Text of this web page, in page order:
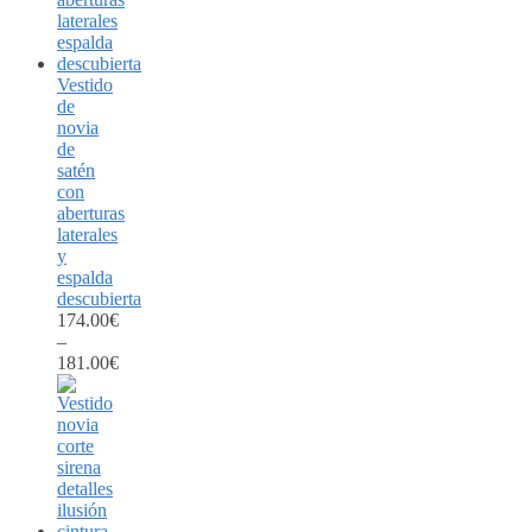
Vestido
de
novia
de
satén
con
aberturas
laterales
y
espalda
descubierta
174.00€
–
181.00€